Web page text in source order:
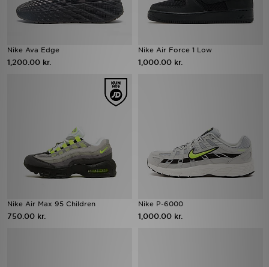
Nike Ava Edge
1,200.00 kr.
Nike Air Force 1 Low
1,000.00 kr.
Nike Air Max 95 Children
750.00 kr.
Nike P-6000
1,000.00 kr.